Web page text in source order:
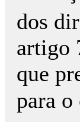
dos
artigo
que
para